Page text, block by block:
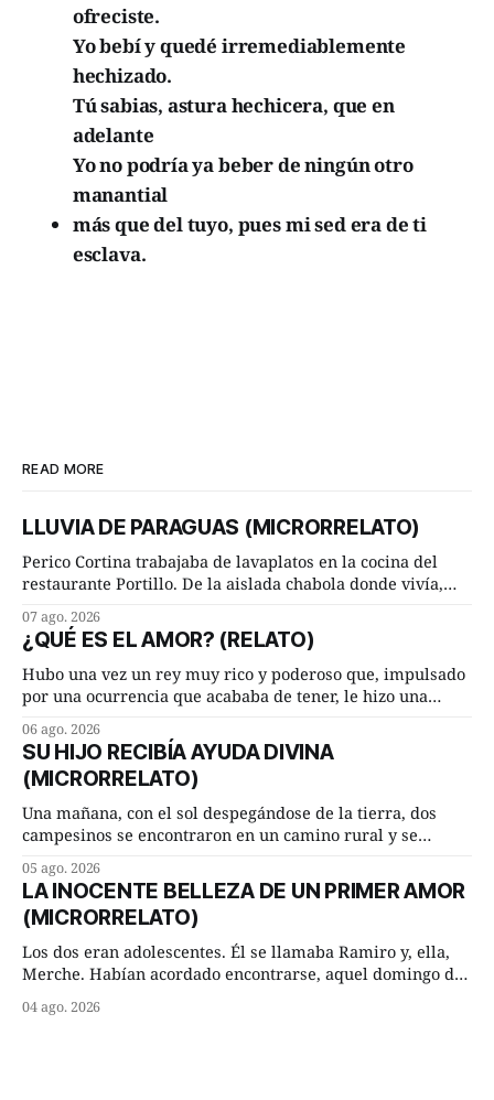
ofreciste.
Yo bebí y quedé irremediablemente
hechizado.
Tú sabias, astura hechicera, que en
adelante
Yo no podría ya beber de ningún otro
manantial
más que del tuyo, pues mi sed era de ti
esclava.
READ MORE
LLUVIA DE PARAGUAS (MICRORRELATO)
Perico Cortina trabajaba de lavaplatos en la cocina del
restaurante Portillo. De la aislada chabola donde vivía,
cuarto de hora andando a buen paso. Cierta noche,
terminada su jornada laboral caminaba él hacía su mísera
morada cundo comenzó a llover
07 ago. 2026
¿QUÉ ES EL AMOR? (RELATO)
Hubo una vez un rey muy rico y poderoso que, impulsado
por una ocurrencia que acababa de tener, le hizo una
Dime, hombre sabio, ¿qué es el amor según tú? Su
consejero, que era muy prudente y astuto le respondió de
inmediato:
06 ago. 2026
SU HIJO RECIBÍA AYUDA DIVINA
(MICRORRELATO)
Una mañana, con el sol despegándose de la tierra, dos
campesinos se encontraron en un camino rural y se
remolachas, Manuel? —quiso saber uno. —Eso acabo de
hacer, Paco. ¿Cómo va ese maíz tuyo? --se interesó el otro.
—De momento mejor
05 ago. 2026
LA INOCENTE BELLEZA DE UN PRIMER AMOR
(MICRORRELATO)
Los dos eran adolescentes. Él se llamaba Ramiro y, ella,
Merche. Habían acordado encontrarse, aquel domingo de
lugar del río que debía este nombre a la pronunciada
04 ago. 2026